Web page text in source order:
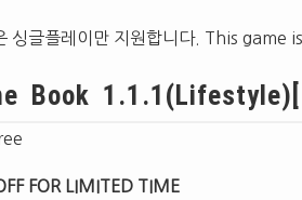
싱글플레이만 지원합니다. This game
Book 1.1.1(Lifestyle)[
FOR LIMITED TIME